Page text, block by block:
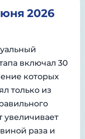
2026
включал 30
которых
только из
раза и